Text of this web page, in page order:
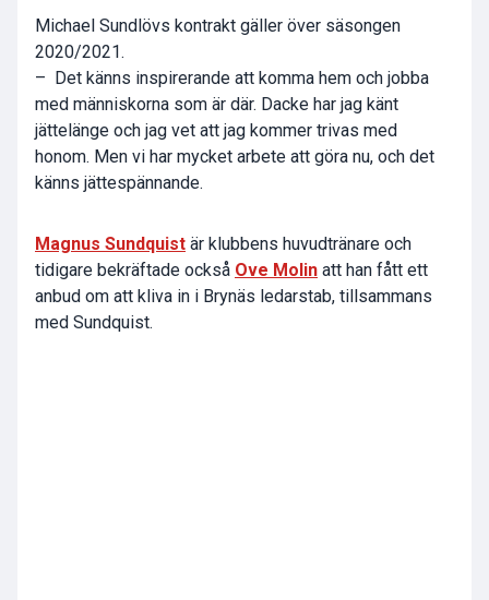
Michael Sundlövs kontrakt gäller över säsongen
2020/2021.
– Det känns inspirerande att komma hem och jobba
med människorna som är där. Dacke har jag känt
jättelänge och jag vet att jag kommer trivas med
honom. Men vi har mycket arbete att göra nu, och det
känns jättespännande.
Magnus Sundquist är klubbens huvudtränare och
tidigare bekräftade också Ove Molin att han fått ett
anbud om att kliva in i Brynäs ledarstab, tillsammans
med Sundquist.